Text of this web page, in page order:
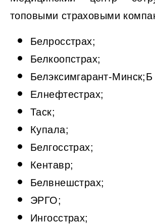
топовыми страховыми
Белросстрах;
Белкоопстрах;
Белэксимгарант-Минск;Б
Елнефтестрах;
Таск;
Купала;
Белгосстрах;
Кентавр;
Белвнешстрах;
ЭРГО;
Ингосстрах;